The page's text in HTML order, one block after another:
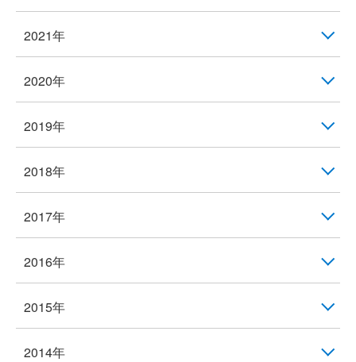
2021年
2020年
2019年
2018年
2017年
2016年
2015年
2014年